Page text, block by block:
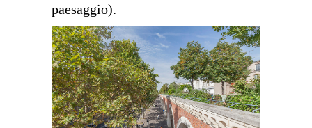
paesaggio).